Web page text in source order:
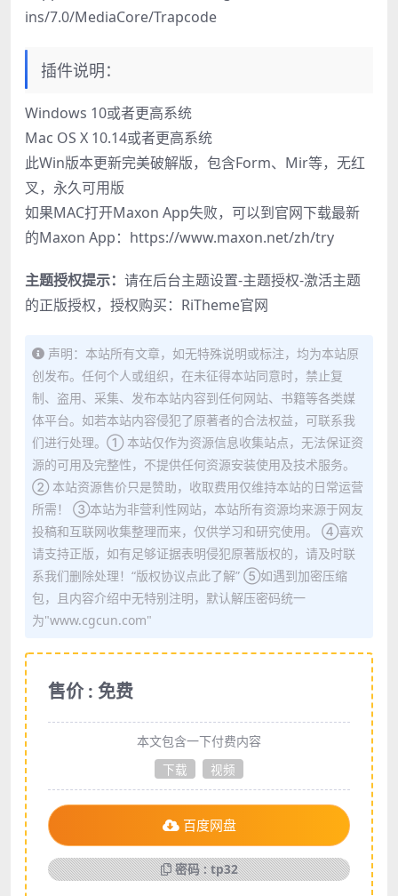
ins/7.0/MediaCore/Trapcode
插件说明：
Windows 10或者更高系统
Mac OS X 10.14或者更高系统
此Win版本更新完美破解版，包含Form、Mir等，无红
叉，永久可用版
如果MAC打开Maxon App失败，可以到官网下载最新
的Maxon App：https://www.maxon.net/zh/try
主题授权提示： 请在后台主题设置-主题授权-激活主题
的正版授权，授权购买： RiTheme官网
声明：本站所有文章，如无特殊说明或标注，均为本站原
创发布。任何个人或组织，在未征得本站同意时，禁止复
制、盗用、采集、发布本站内容到任何网站、书籍等各类媒
体平台。如若本站内容侵犯了原著者的合法权益，可联系我
们进行处理。① 本站仅作为资源信息收集站点，无法保证资
源的可用及完整性，不提供任何资源安装使用及技术服务。
② 本站资源售价只是赞助，收取费用仅维持本站的日常运营
所需！ ③本站为非营利性网站，本站所有资源均来源于网友
投稿和互联网收集整理而来，仅供学习和研究使用。 ④喜欢
请支持正版，如有足够证据表明侵犯原著版权的，请及时联
系我们删除处理！“版权协议点此了解” ⑤如遇到加密压缩
包，且内容介绍中无特别注明，默认解压密码统一
为"www.cgcun.com"
售价 : 免费
本文包含一下付费内容
下载
视频
百度网盘
密码 : tp32